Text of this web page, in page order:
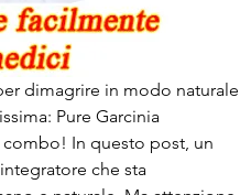
dimagrire in modo naturale
Pure Garcinia
In questo post, un
che sta